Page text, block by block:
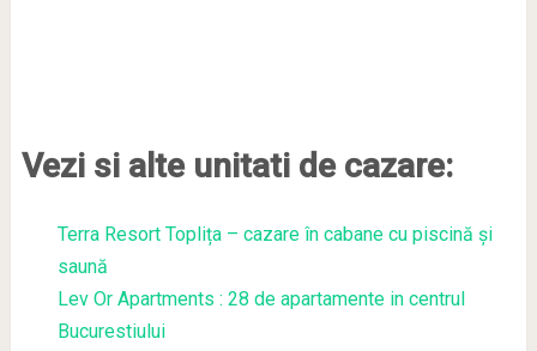
Vezi si alte unitati de cazare:
Terra Resort Toplița – cazare în cabane cu piscină și
saună
Lev Or Apartments : 28 de apartamente in centrul
Bucurestiului